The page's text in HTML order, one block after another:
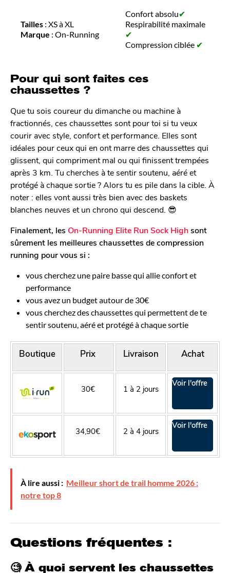
Tailles : XS à XL
Marque : On-Running
Confort absolu✔
Respirabilité maximale
✔
Compression ciblée ✔
Pour qui sont faites ces
chaussettes ?
Que tu sois coureur du dimanche ou machine à
fractionnés, ces chaussettes sont pour toi si tu veux
courir avec style, confort et performance. Elles sont
idéales pour ceux qui en ont marre des chaussettes qui
glissent, qui compriment mal ou qui finissent trempées
après 3 km. Tu cherches à te sentir soutenu, aéré et
protégé à chaque sortie ? Alors tu es pile dans la cible. À
noter : elles vont aussi très bien avec des baskets
blanches neuves et un chrono qui descend. 😎
Finalement, les On-Running Elite Run Sock Highsont
sûrement les meilleures chaussettes de compression
running pour vous si :
vous cherchez une paire basse qui allie confort et
performance
vous avez un budget autour de 30€
vous cherchez des chaussettes qui permettent de te
sentir soutenu, aéré et protégé à chaque sortie
Boutique Prix Livraison Achat
30€ 1 à 2 jours
Voir l'offre
34,90€ 2 à 4 jours
Voir l'offre
À lire aussi : Meilleur short de trail homme 2026 :
notre top 8
Questions fréquentes :
🧐 À quoi servent les chaussettes